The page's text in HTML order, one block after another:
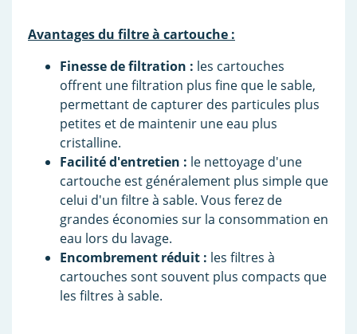
Avantages du filtre à cartouche :
Finesse de filtration : les cartouches
offrent une filtration plus fine que le sable,
permettant de capturer des particules plus
petites et de maintenir une eau plus
cristalline.
Facilité d'entretien : le nettoyage d'une
cartouche est généralement plus simple que
celui d'un filtre à sable. Vous ferez de
grandes économies sur la consommation en
eau lors du lavage.
Encombrement réduit : les filtres à
cartouches sont souvent plus compacts que
les filtres à sable.